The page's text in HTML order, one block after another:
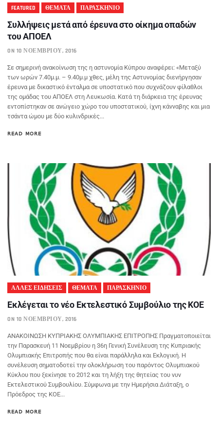
FEATURED ΘΕΜΑΤΑ ΠΑΡΑΣΚΗΝΙΟ
Συλλήψεις μετά από έρευνα στο οίκημα οπαδών
του ΑΠΟΕΛ
ON 10 ΝΟΕΜΒΡΊΟΥ, 2016
Σε σημερινή ανακοίνωση της η αστυνομία Κύπρου αναφέρει: «Μεταξύ
των ωρών 7.40μ.μ. – 9.40μ.μ χθες, μέλη της Αστυνομίας διενήργησαν
έρευνα με δικαστικό ένταλμα σε υποστατικό που συχνάζουν φίλαθλοι
της ομάδας του ΑΠΟΕΛ στη Λευκωσία. Κατά τη διάρκεια της έρευνας
εντοπίστηκαν σε ανώγειο χώρο του υποστατικού, ίχνη κάνναβης και μια
τσάντα ώμου με δύο κυλινδρικές...
READ MORE
ΑΛΛΕΣ ΕΙΔΗΣΕΙΣ ΘΕΜΑΤΑ ΠΑΡΑΣΚΗΝΙΟ
Εκλέγεται το νέο Εκτελεστικό Συμβούλιο της ΚΟΕ
ON 10 ΝΟΕΜΒΡΊΟΥ, 2016
ΑΝΑΚΟΙΝΩΣΗ ΚΥΠΡΙΑΚΗΣ ΟΛΥΜΠΙΑΚΗΣ ΕΠΙΤΡΟΠΗΣ Πραγματοποιείται
την Παρασκευή 11 Νοεμβρίου η 36η Γενική Συνέλευση της Κυπριακής
Ολυμπιακής Επιτροπής που θα είναι παράλληλα και Εκλογική. Η
συνέλευση σηματοδοτεί την ολοκλήρωση του παρόντος Ολυμπιακού
Κύκλου που ξεκίνησε το 2012 και τη λήξη της θητείας του νυν
Εκτελεστικού Συμβουλίου. Σύμφωνα με την Ημερήσια Διάταξη, ο
Πρόεδρος της ΚΟΕ...
READ MORE